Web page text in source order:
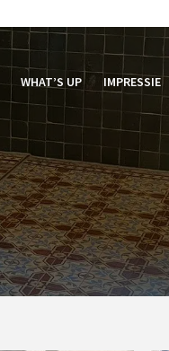
WHAT’S UP IMPRESSIE